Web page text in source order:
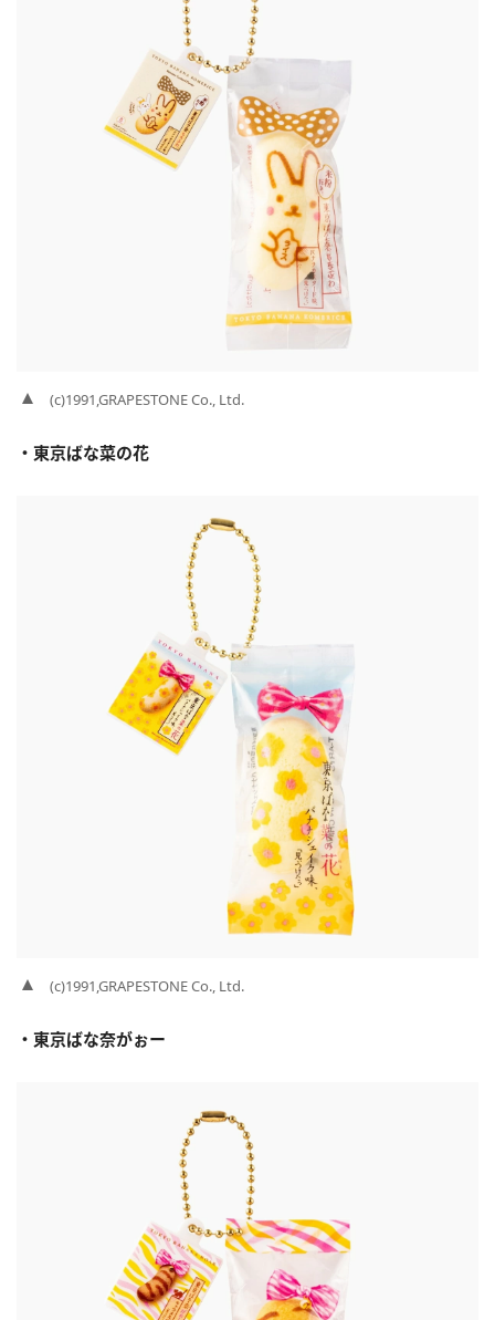
(c)1991,GRAPESTONE Co., Ltd.
・東京ばな菜の花
(c)1991,GRAPESTONE Co., Ltd.
・東京ばな奈がぉー